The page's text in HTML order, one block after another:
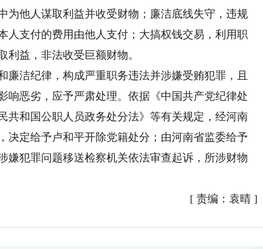
为他人谋取利益并收受财物；廉洁底线失守，违规
人支付的费用由他人支付；大搞权钱交易，利用职
益，非法收受巨额财物。
洁纪律，构成严重职务违法并涉嫌受贿犯罪，且
响恶劣，应予严肃处理。依据《中国共产党纪律处
共和国公职人员政务处分法》等有关规定，经河南
决定给予卢和平开除党籍处分；由河南省监委给予
嫌犯罪问题移送检察机关依法审查起诉，所涉财物
[ 责编：袁晴]